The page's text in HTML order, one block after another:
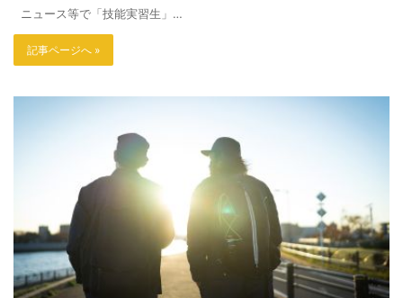
ニュース等で「技能実習生」…
記事ページへ »